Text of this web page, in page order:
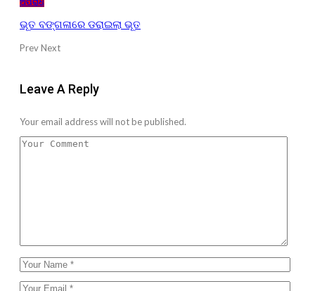
ଅପରାଧ
ଭୂତ ବଙ୍ଗଳାରେ ଡରାଇଲା ଭୂତ
PrevNext
Leave A Reply
Your email address will not be published.